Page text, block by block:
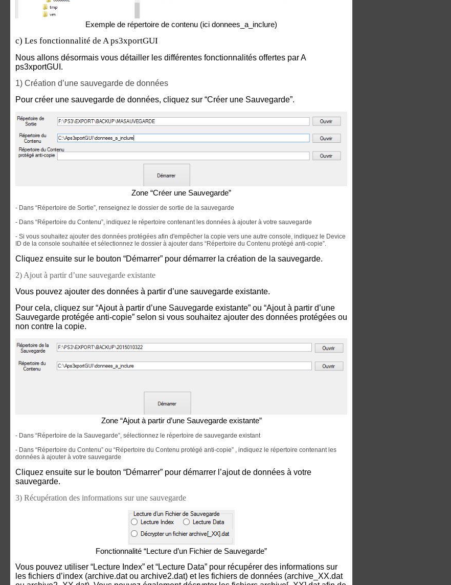
Exemple de répertoire de contenu (ici donnees_a_inclure)
c) Les fonctionnalité de A ps3xportGUI
Nous allons désormais vous détailler les différentes fonctionnalités offertes par A
ps3xportGUI.
1) Création d’une sauvegarde de données
Pour créer une sauvegarde de données, cliquez sur “Créer une Sauvegarde”.
Zone “Créer une Sauvegarde”
- Dans “Répertoire de Sortie”, renseignez le dossier de sortie de la sauvegarde
- Dans “Répertoire du Contenu”, indiquez le répertoire contenant les données à ajouter à votre sauvegarde
- Si vous souhaitez ajouter des données protégées afin d'empêcher la copie vers une autre console, indiquez le Device
ID de la console souhaitée et sélectionnez le dossier à ajouter dans “Répertoire du Contenu protégé anti-copie”.
Cliquez ensuite sur le bouton “Démarrer” pour démarrer la création de la sauvegarde.
2) Ajout à partir d’une sauvegarde existante
Vous pouvez ajouter des données à partir d’une sauvegarde existante.
Pour cela, cliquez sur “Ajout à partir d’une Sauvegarde existante” ou “Ajout à partir d’une
Sauvegarde protégée anti-copie” selon si vous souhaitez ajouter des données protégées ou
non contre la copie.
Zone “Ajout à partir d’une Sauvegarde existante”
- Dans “Répertoire de la Sauvegarde”, sélectionnez le répertoire de sauvegarde existant
- Dans “Répertoire du Contenu” ou “Répertoire du Contenu protégé anti-copie” , indiquez le répertoire contenant les
données à ajouter à votre sauvegarde
Cliquez ensuite sur le bouton “Démarrer” pour démarrer l’ajout de données à votre
sauvegarde.
3) Récupération des informations sur une sauvegarde
Fonctionnalité “Lecture d’un Fichier de Sauvegarde”
Vous pouvez utiliser “Lecture Index” et “Lecture Data” pour récupérer des informations sur
les fichiers d’index (archive.dat ou archive2.dat) et les fichiers de données (archive_XX.dat